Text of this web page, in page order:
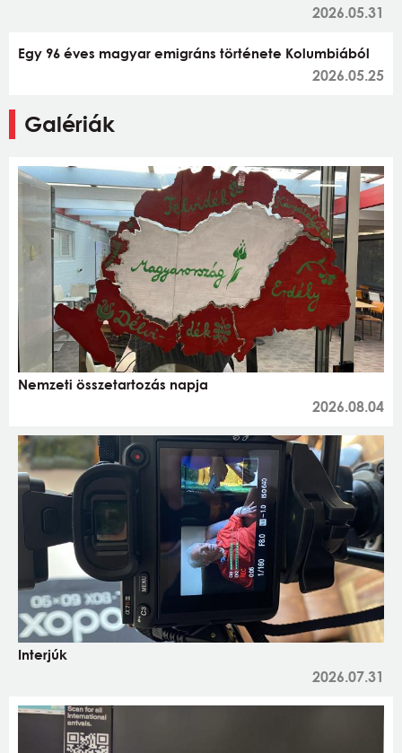
2026.05.31
Egy 96 éves magyar emigráns története Kolumbiából
2026.05.25
Galériák
Nemzeti összetartozás napja
2026.08.04
Interjúk
2026.07.31